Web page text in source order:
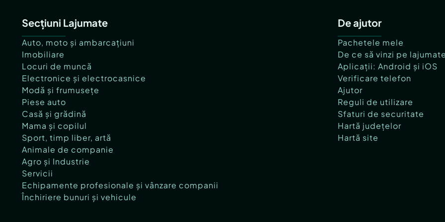
Secțiuni Lajumate
Auto, moto și ambarcațiuni
Imobiliare
Locuri de muncă
Electronice și electrocasnice
Modă și frumusețe
Piese auto
Casă și grădină
Mama și copilul
Sport, timp liber, artă
Animale de companie
Agro și Industrie
Servicii
Echipamente profesionale și vânzare companii
Închiriere bunuri și vehicule
De ajutor
Pachetele mele
De ce să vinzi pe
Aplicații: Android și iOS
Verificare telefon
Ajutor
Reguli de utilizare
Sfaturi de securitate
Hartă județelor
Hartă site